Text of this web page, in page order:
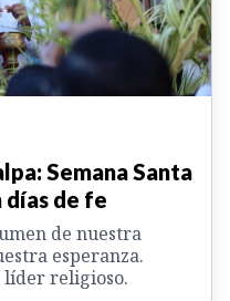
Semana Santa
días de fe
de nuestra
esperanza.
líder religioso.